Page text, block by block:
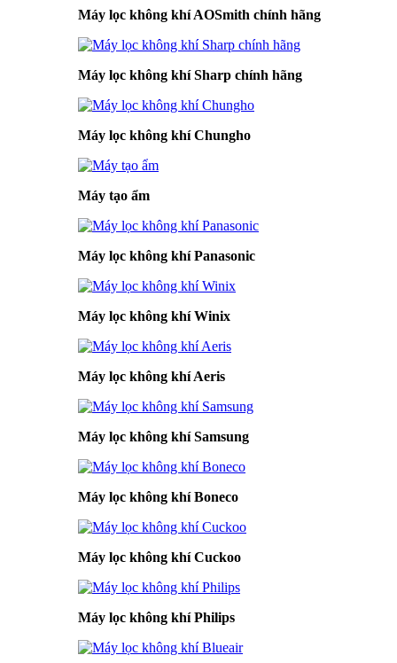
Máy lọc không khí AOSmith chính hãng
Máy lọc không khí Sharp chính hãng
Máy lọc không khí Chungho
Máy tạo ẩm
Máy lọc không khí Panasonic
Máy lọc không khí Winix
Máy lọc không khí Aeris
Máy lọc không khí Samsung
Máy lọc không khí Boneco
Máy lọc không khí Cuckoo
Máy lọc không khí Philips